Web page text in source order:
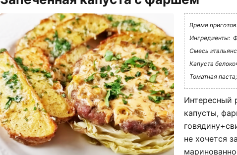
Время
Ингредиенты:
Смесь
Капуста
Томатная паста;
Интересный
капусты,
не хочется